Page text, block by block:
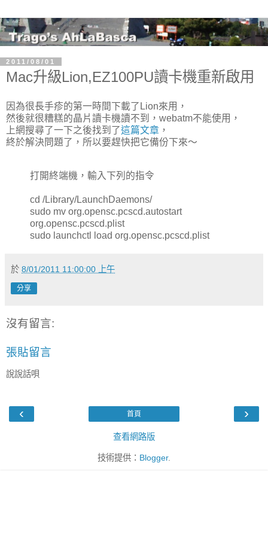
2011/08/01
Mac升級Lion,EZ100PU讀卡機重新啟用
因為很長手疹的第一時間下載了Lion來用，
然後就很糟糕的晶片讀卡機讀不到，webatm不能使用，
上網搜尋了一下之後找到了這篇文章 ，
終於解決問題了，所以要趕快把它備份下來～
打開終端機，輸入下列的指令
cd /Library/LaunchDaemons/
sudo mv org.opensc.pcscd.autostart
org.opensc.pcscd.plist
sudo launchctl load org.opensc.pcscd.plist
於 8/01/2011 11:00:00 上午
分享
沒有留言:
張貼留言
說說話唄
‹ ›
首頁
查看網路版
技術提供： Blogger.